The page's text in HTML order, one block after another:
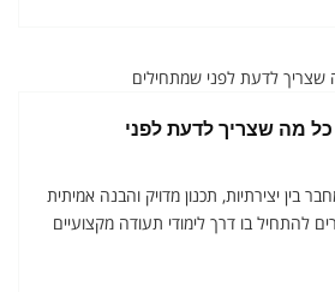
כל מה שצריך לדעת לפני
בין יצירתיות, תכנון מדויק והבנה אמיתית
להתחיל בו דרך לימודי תעודה מקצועיים